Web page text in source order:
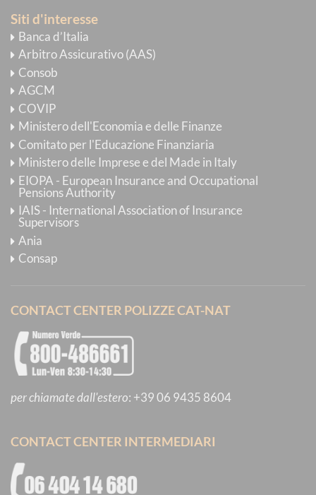
Siti d'interesse
Banca d’Italia
Arbitro Assicurativo (AAS)
Consob
AGCM
COVIP
Ministero dell'Economia e delle Finanze
Comitato per l'Educazione Finanziaria
Ministero delle Imprese e del Made in Italy
EIOPA - European Insurance and Occupational
Pensions Authority
IAIS - International Association of Insurance
Supervisors
Ania
Consap
CONTACT CENTER POLIZZE CAT-NAT
per chiamate dall'estero: +39 06 9435 8604
CONTACT CENTER INTERMEDIARI